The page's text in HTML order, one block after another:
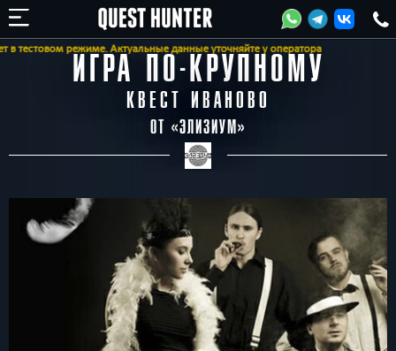
режиме. Актуальные данные уточняйте у оператора
ИГРА ПО-КРУПНОМУ
КВЕСТ ИВАНОВО
ОТ «ЭЛИЗИУМ»